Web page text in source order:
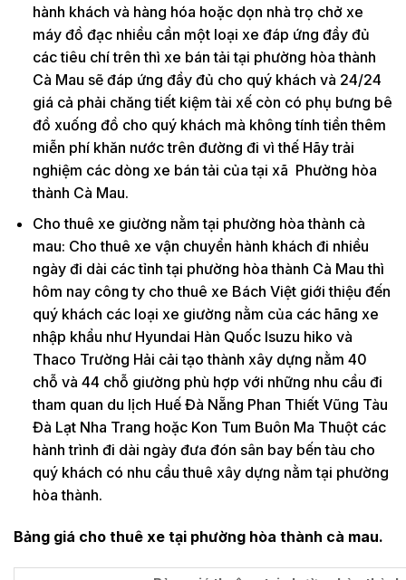
hành khách và hàng hóa hoặc dọn nhà trọ chở xe
máy đồ đạc nhiều cần một loại xe đáp ứng đầy đủ
các tiêu chí trên thì xe bán tải tại phường hòa thành
Cà Mau sẽ đáp ứng đầy đủ cho quý khách và 24/24
giá cả phải chăng tiết kiệm tài xế còn có phụ bưng bê
đồ xuống đồ cho quý khách mà không tính tiền thêm
miễn phí khăn nước trên đường đi vì thế Hãy trải
nghiệm các dòng xe bán tải của tại xã Phường hòa
thành Cà Mau.
Cho thuê xe giường nằm tại phường hòa thành cà
mau: Cho thuê xe vận chuyển hành khách đi nhiều
ngày đi dài các tỉnh tại phường hòa thành Cà Mau thì
hôm nay công ty cho thuê xe Bách Việt giới thiệu đến
quý khách các loại xe giường nằm của các hãng xe
nhập khẩu như Hyundai Hàn Quốc Isuzu hiko và
Thaco Trường Hải cải tạo thành xây dựng nằm 40
chỗ và 44 chỗ giường phù hợp với những nhu cầu đi
tham quan du lịch Huế Đà Nẵng Phan Thiết Vũng Tàu
Đà Lạt Nha Trang hoặc Kon Tum Buôn Ma Thuột các
hành trình đi dài ngày đưa đón sân bay bến tàu cho
quý khách có nhu cầu thuê xây dựng nằm tại phường
hòa thành.
Bảng giá cho thuê xe tại phường hòa thành cà mau.